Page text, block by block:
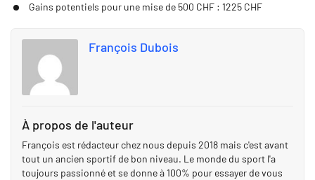
Gains potentiels pour une mise de 500 CHF : 1225 CHF
François Dubois
À propos de l'auteur
François est rédacteur chez nous depuis 2018 mais c'est avant
tout un ancien sportif de bon niveau. Le monde du sport l'a
toujours passionné et se donne à 100% pour essayer de vous